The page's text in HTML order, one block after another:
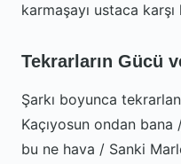
karmaşayı ustaca
Tekrarların Gücü
Şarkı boyunca
Kaçıyosun ondan
bu ne hava / Sanki